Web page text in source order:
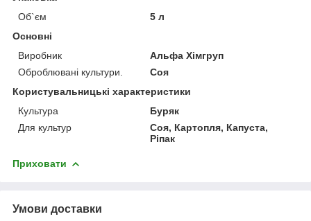
Об`єм
5 л
Основні
Виробник
Альфа Хімгруп
Оброблювані культури.
Соя
Користувальницькі характеристики
Культура
Буряк
Для культур
Соя, Картопля, Капуста,
Ріпак
Приховати
Умови доставки